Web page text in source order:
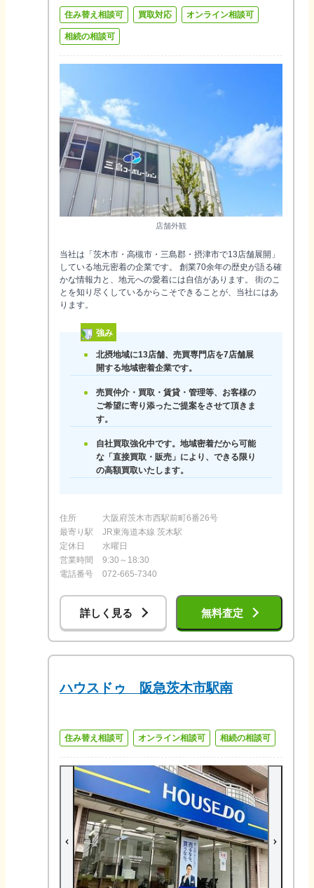
住み替え相談可 買取対応 オンライン相談可
相続の相談可
店舗外観
当社は「茨木市・高槻市・三島郡・摂津市で13店舗展開」
している地元密着の企業です。 創業70余年の歴史が語る確
かな情報力と、地元への愛着には自信があります。 街のこ
とを知り尽くしているからこそできることが、当社にはあ
ります。
強み
北摂地域に13店舗、売買専門店を7店舗展
開する地域密着企業です。
売買仲介・買取・賃貸・管理等、お客様の
ご希望に寄り添ったご提案をさせて頂きま
す。
自社買取強化中です。地域密着だから可能
な「直接買取・販売」により、できる限り
の高額買取いたします。
住所
大阪府茨木市西駅前町6番26号
最寄り駅
JR東海道本線 茨木駅
定休日
水曜日
営業時間
9:30～18:30
電話番号
072-665-7340
詳しく見る 無料査定
ハウスドゥ 阪急茨木市駅南
住み替え相談可 オンライン相談可 相続の相談可